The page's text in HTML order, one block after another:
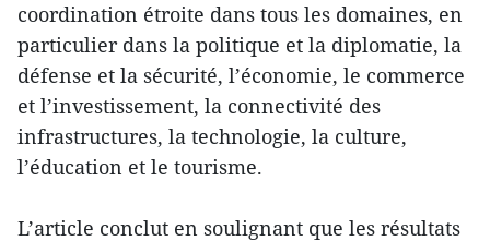
coordination étroite dans tous les domaines, en
particulier dans la politique et la diplomatie, la
défense et la sécurité, l’économie, le commerce
et l’investissement, la connectivité des
infrastructures, la technologie, la culture,
l’éducation et le tourisme.
L’article conclut en soulignant que les résultats